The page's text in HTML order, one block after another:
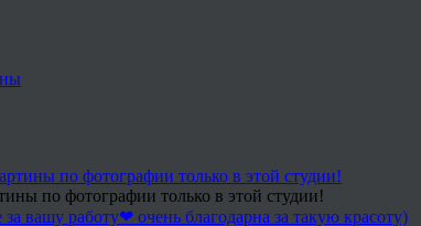
по фотографии только в этой студии!